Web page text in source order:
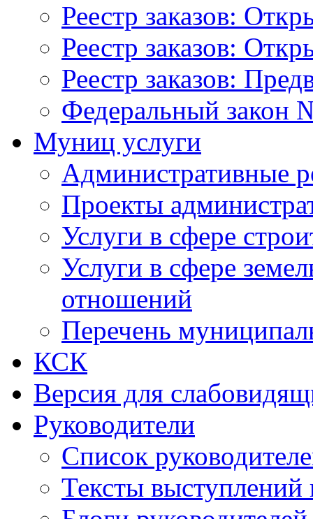
Реестр заказов:
Реестр заказов:
Реестр заказов:
Федеральный закон
Муниц услуги
Административные
Проекты
Услуги в сфере
Услуги в сфере
отношений
Перечень
КСК
Версия для
Руководители
Список
Тексты выступлений